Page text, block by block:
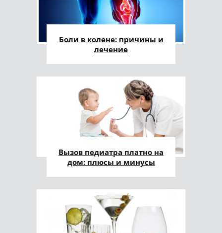
Боли в колене: причины и
лечение
Вызов педиатра платно на
дом: плюсы и минусы